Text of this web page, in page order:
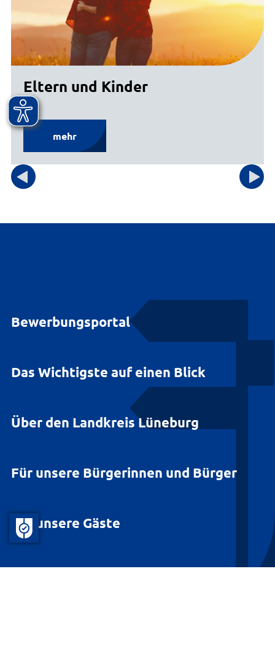
Eltern und Kinder
mehr
Bewerbungsportal
Das Wichtigste auf einen Blick
Über den Landkreis Lüneburg
Für unsere Bürgerinnen und Bürger
Für unsere Gäste